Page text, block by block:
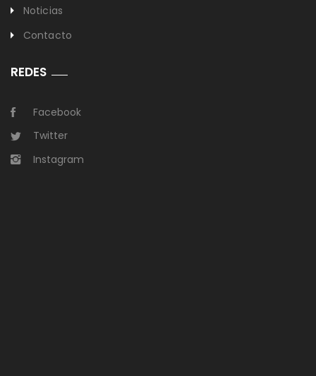
Noticias
Contacto
REDES
Facebook
Twitter
Instagram